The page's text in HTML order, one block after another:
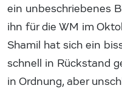
ein unbeschriebenes
ihn für die WM im
Shamil hat sich ein
schnell in Rückstand
in Ordnung, aber